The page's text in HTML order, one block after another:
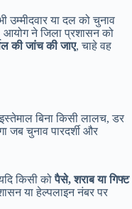
उम्मीदवार या दल को चुनाव
आयोग ने जिला प्रशासन को
की जांच की जाए, चाहे वह
बिना किसी लालच, डर
जब चुनाव पारदर्शी और
किसी कोपैसे, शराब या गिफ्ट
या हेल्पलाइन नंबर पर